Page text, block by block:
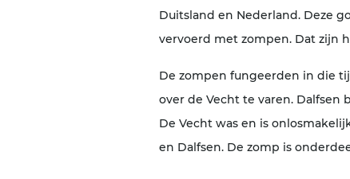
Duitsland en Nederland. Deze
vervoerd met zompen. Dat zijn
De zompen fungeerden in die
over de Vecht te varen.
De Vecht was en is
en Dalfsen. De zomp is